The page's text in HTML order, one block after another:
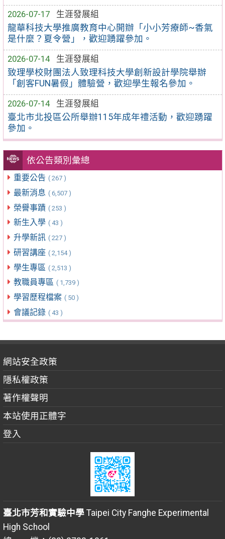
2026-07-17
生涯發展組
龍華科技大學推廣教育中心開辦「小小芳療師~香氣
是什麼？夏令營」，歡迎踴躍參加。
2026-07-14
生涯發展組
致理學校財團法人致理科技大學創新設計學院舉辦
「創客FUN暑假」體驗營，歡迎學生報名參加。
2026-07-14
生涯發展組
臺北市北投區公所舉辦115年成年禮活動，歡迎踴躍
參加。
依公告類別彙總
重要公告 ( 267 )
最新消息 ( 6,507 )
榮譽事蹟 ( 253 )
新生入學 ( 43 )
升學新訊 ( 227 )
研習講座 ( 2,154 )
學生專區 ( 2,513 )
教職員專區 ( 1,739 )
學習歷程檔案 ( 50 )
會議記錄 ( 43 )
網站安全政策
隱私權政策
著作權聲明
本站使用正體字
登入
臺北市芳和實驗中學Taipei City Fanghe Experimental
High School